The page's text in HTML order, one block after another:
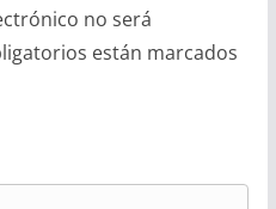
no será
están marcados